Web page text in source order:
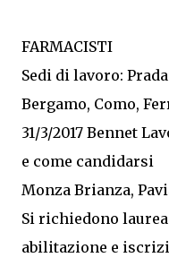
FARMACISTI
Sedi di lavoro:
Bergamo, Como,
31/3/2017 Bennet
e come candidarsi
Monza Brianza,
Si richiedono
abilitazione e